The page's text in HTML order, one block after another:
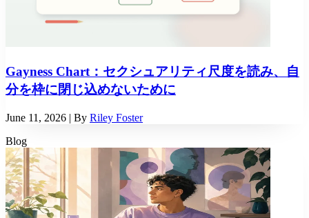
Gayness Chart：セクシュアリティ尺度を読み、自
分を枠に閉じ込めないために
June 11, 2026 | By Riley Foster
Blog